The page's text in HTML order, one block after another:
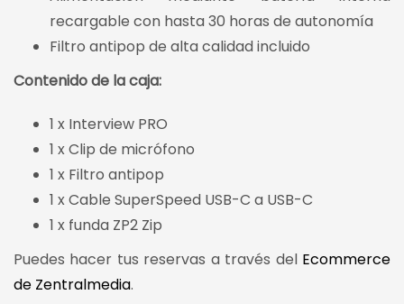
recargable con hasta 30 horas de autonomía
Filtro antipop de alta calidad incluido
Contenido de la caja:
1 x Interview PRO
1 x Clip de micrófono
1 x Filtro antipop
1 x Cable SuperSpeed USB-C a USB-C
1 x funda ZP2 Zip
Puedes hacer tus reservas a través del Ecommerce
de Zentralmedia.